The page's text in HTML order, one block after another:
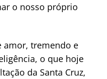
o nosso próprio
amor, tremendo e
o que hoje
da Santa Cruz,